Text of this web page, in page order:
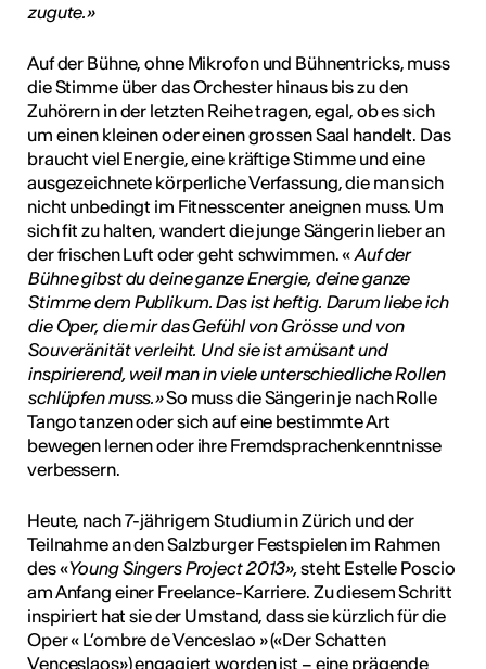
zugute.»
Auf der Bühne, ohne Mikrofon und Bühnentricks, muss
die Stimme über das Orchester hinaus bis zu den
Zuhörern in der letzten Reihe tragen, egal, ob es sich
um einen kleinen oder einen grossen Saal handelt. Das
braucht viel Energie, eine kräftige Stimme und eine
ausgezeichnete körperliche Verfassung, die man sich
nicht unbedingt im Fitnesscenter aneignen muss. Um
sich fit zu halten, wandert die junge Sängerin lieber an
der frischen Luft oder geht schwimmen. «Auf der
Bühne gibst du deine ganze Energie, deine ganze
Stimme dem Publikum. Das ist heftig. Darum liebe ich
die Oper, die mir das Gefühl von Grösse und von
Souveränität verleiht. Und sie ist amüsant und
inspirierend, weil man in viele unterschiedliche Rollen
schlüpfen muss.»So muss die Sängerin je nach Rolle
Tango tanzen oder sich auf eine bestimmte Art
bewegen lernen oder ihre Fremdsprachenkenntnisse
verbessern.
Heute, nach 7-jährigem Studium in Zürich und der
Teilnahme an den Salzburger Festspielen im Rahmen
des «Young Singers Project 2013»,steht Estelle Poscio
am Anfang einer Freelance-Karriere. Zu diesem Schritt
inspiriert hat sie der Umstand, dass sie kürzlich für die
Oper « L’ombre de Venceslao » («Der Schatten
Venceslaos») engagiert worden ist – eine prägende